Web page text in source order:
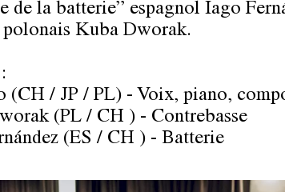
de la batterie” espagnol Iago
polonais Kuba Dworak.
(CH / JP / PL) - Voix, piano,
(PL / CH ) - Contrebasse
(ES / CH ) - Batterie